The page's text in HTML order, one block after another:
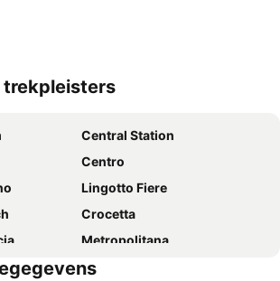
trekpleisters
Central Station
Centro
Lingotto Fiere
Crocetta
Metropolitana
Palio di Asti